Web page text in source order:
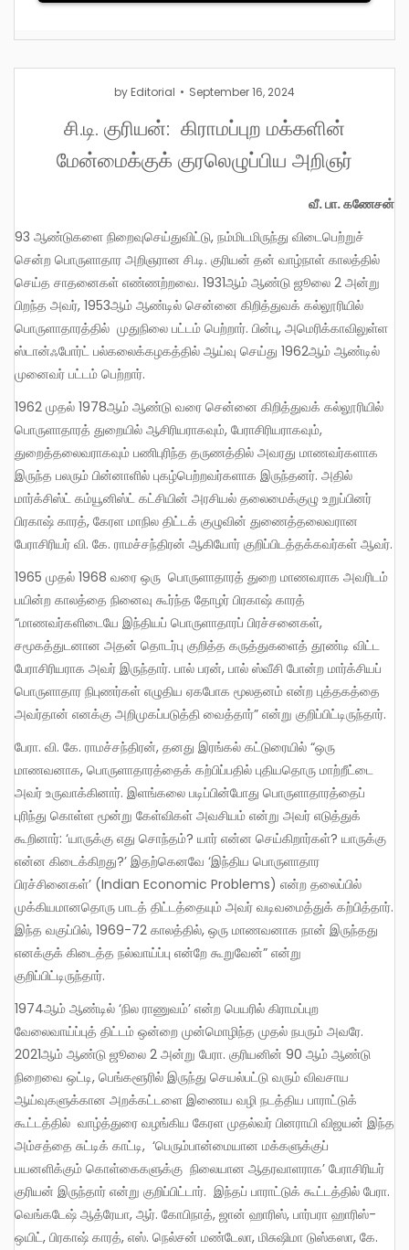
by Editorial September 16, 2024
சி.டி. குரியன்: கிராமப்புற மக்களின்
மேன்மைக்குக் குரலெழுப்பிய அறிஞர்
வீ. பா. கணேசன்
93 ஆண்டுகளை நிறைவுசெய்துவிட்டு, நம்மிடமிருந்து விடைபெற்றுச்
சென்ற பொருளாதார அறிஞரான சி.டி. குரியன் தன் வாழ்நாள் காலத்தில்
செய்த சாதனைகள் எண்ணற்றவை. 1931ஆம் ஆண்டு ஜூலை 2 அன்று
பிறந்த அவர், 1953ஆம் ஆண்டில் சென்னை கிறித்துவக் கல்லூரியில்
பொருளாதாரத்தில் முதுநிலை பட்டம் பெற்றார். பின்பு, அமெரிக்காவிலுள்ள
ஸ்டான்ஃபோர்ட் பல்கலைக்கழகத்தில் ஆய்வு செய்து 1962ஆம் ஆண்டில்
முனைவர் பட்டம் பெற்றார்.
1962 முதல் 1978ஆம் ஆண்டு வரை சென்னை கிறித்துவக் கல்லூரியில்
பொருளாதாரத் துறையில் ஆசிரியராகவும், பேராசிரியராகவும்,
துறைத்தலைவராகவும் பணிபுரிந்த தருணத்தில் அவரது மாணவர்களாக
இருந்த பலரும் பின்னாளில் புகழ்பெற்றவர்களாக இருந்தனர். அதில்
மார்க்சிஸ்ட் கம்யூனிஸ்ட் கட்சியின் அரசியல் தலைமைக்குழு உறுப்பினர்
பிரகாஷ் காரத், கேரள மாநில திட்டக் குழுவின் துணைத்தலைவரான
பேராசிரியர் வி. கே. ராமச்சந்திரன் ஆகியோர் குறிப்பிடத்தக்கவர்கள் ஆவர்.
1965 முதல் 1968 வரை ஒரு பொருளாதாரத் துறை மாணவராக அவரிடம்
பயின்ற காலத்தை நினைவு கூர்ந்த தோழர் பிரகாஷ் காரத்
“மாணவர்களிடையே இந்தியப் பொருளாதாரப் பிரச்சனைகள்,
சமூகத்துடனான அதன் தொடர்பு குறித்த கருத்துகளைத் தூண்டி விட்ட
பேராசிரியராக அவர் இருந்தார். பால் பரன், பால் ஸ்வீசி போன்ற மார்க்சியப்
பொருளாதார நிபுணர்கள் எழுதிய ஏகபோக மூலதனம் என்ற புத்தகத்தை
அவர்தான் எனக்கு அறிமுகப்படுத்தி வைத்தார்” என்று குறிப்பிட்டிருந்தார்.
பேரா. வி. கே. ராமச்சந்திரன், தனது இரங்கல் கட்டுரையில் “ஒரு
மாணவனாக, பொருளாதாரத்தைக் கற்பிப்பதில் புதியதொரு மாற்றீட்டை
அவர் உருவாக்கினார். இளங்கலை படிப்பின்போது பொருளாதாரத்தைப்
புரிந்து கொள்ள மூன்று கேள்விகள் அவசியம் என்று அவர் எடுத்துக்
கூறினார்: ‘யாருக்கு எது சொந்தம்? யார் என்ன செய்கிறார்கள்? யாருக்கு
என்ன கிடைக்கிறது?’ இதற்கெனவே ‘இந்திய பொருளாதார
பிரச்சினைகள்’ (Indian Economic Problems) என்ற தலைப்பில்
முக்கியமானதொரு பாடத் திட்டத்தையும் அவர் வடிவமைத்துக் கற்பித்தார்.
இந்த வகுப்பில், 1969-72 காலத்தில், ஒரு மாணவனாக நான் இருந்தது
எனக்குக் கிடைத்த நல்வாய்ப்பு என்றே கூறுவேன்” என்று
குறிப்பிட்டிருந்தார்.
1974ஆம் ஆண்டில் ‘நில ராணுவம்’ என்ற பெயரில் கிராமப்புற
வேலைவாய்ப்புத் திட்டம் ஒன்றை முன்மொழிந்த முதல் நபரும் அவரே.
2021ஆம் ஆண்டு ஜூலை 2 அன்று பேரா. குரியனின் 90 ஆம் ஆண்டு
நிறைவை ஒட்டி, பெங்களூரில் இருந்து செயல்பட்டு வரும் விவசாய
ஆய்வுகளுக்கான அறக்கட்டளை இணைய வழி நடத்திய பாராட்டுக்
கூட்டத்தில் வாழ்த்துரை வழங்கிய கேரள முதல்வர் பினராயி விஜயன் இந்த
அம்சத்தை சுட்டிக் காட்டி, ‘பெரும்பான்மையான மக்களுக்குப்
பயனளிக்கும் கொள்கைகளுக்கு நிலையான ஆதரவாளராக’ பேராசிரியர்
குரியன் இருந்தார் என்று குறிப்பிட்டார். இந்தப் பாராட்டுக் கூட்டத்தில் பேரா.
வெங்கடேஷ் ஆத்ரேயா, ஆர். கோபிநாத், ஜான் ஹாரிஸ், பார்பரா ஹாரிஸ்-
ஒயிட், பிரகாஷ் காரத், எஸ். நெல்சன் மண்டேலா, மிசுஷிமா டுஸ்கஸா, கே.